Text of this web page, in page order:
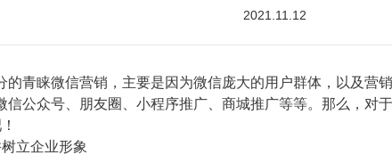
2021.11.12
睐微信营销，主要是因为微信庞大的用户群体，以及营
信公众号、朋友圈、小程序推广、商城推广等等。那么，对
立企业形象